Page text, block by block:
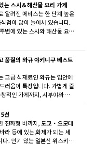
는 스시＆해산물 요리 가게
알려진 에비스는 한 단계 높은
점이 많이 늘어서 있습니다.
변에 있는 스시와 해산물 요리
품질의 와규 야키니쿠 베스트
고급 식재료인 와규는 입안에
러움이 특징입니다. 가볍게 즐
적인 가게까지, 시부야와 에
소개합니다. 꼭 실제로 방문
보세요.
선
진화형 바까지, 도쿄・오모테
라 등에 있는,화제가 되는 세
다. 인기 있는 일본산 위스키를